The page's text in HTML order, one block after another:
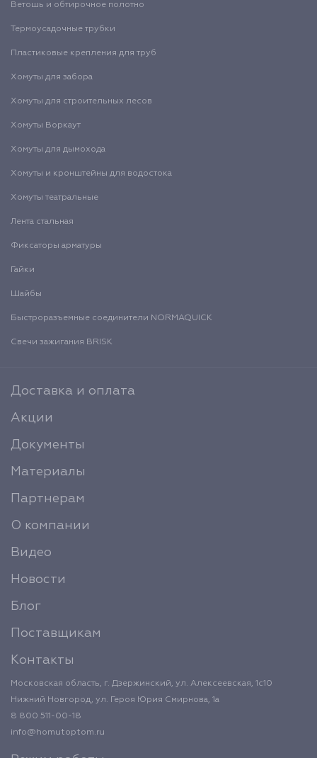
Ветошь и обтирочное полотно
Термоусадочные трубки
Пластиковые крепления для труб
Хомуты для забора
Хомуты для строительных лесов
Хомуты Воркаут
Хомуты для дымохода
Хомуты и кронштейны для водостока
Хомуты театральные
Лента стальная
Фиксаторы арматуры
Гайки
Шайбы
Быстроразъемные соединители NORMAQUICK
Свечи зажигания BRISK
Доставка и оплата
Акции
Документы
Материалы
Партнерам
О компании
Видео
Новости
Блог
Поставщикам
Контакты
Московская область, г. Дзержинский, ул. Алексеевская, 1с10
Нижний Новгород, ул. Героя Юрия Смирнова, 1а
8 800 511-00-18
info@homutoptom.ru